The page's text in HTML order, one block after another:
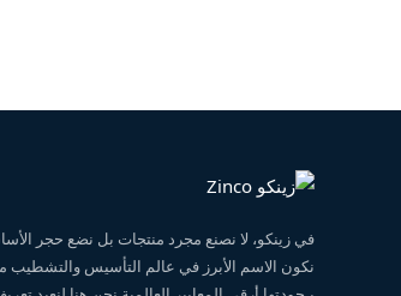
في زينكو، لا نصنع مجرد منتجات بل نضع حجر
نكون الاسم الأبرز في عالم التأسيس والتشطيب